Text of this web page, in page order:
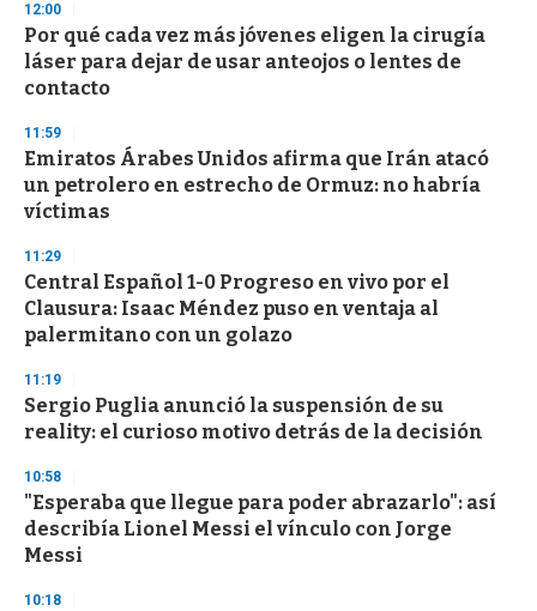
3
s
e
c
o
d
s
12:00
Por qué cada vez más jóvenes eligen la cirugía
láser para dejar de usar anteojos o lentes de
contacto
11:59
Emiratos Árabes Unidos afirma que Irán atacó
un petrolero en estrecho de Ormuz: no habría
víctimas
11:29
Central Español 1-0 Progreso en vivo por el
Clausura: Isaac Méndez puso en ventaja al
palermitano con un golazo
11:19
Sergio Puglia anunció la suspensión de su
reality: el curioso motivo detrás de la decisión
10:58
"Esperaba que llegue para poder abrazarlo": así
describía Lionel Messi el vínculo con Jorge
Messi
10:18